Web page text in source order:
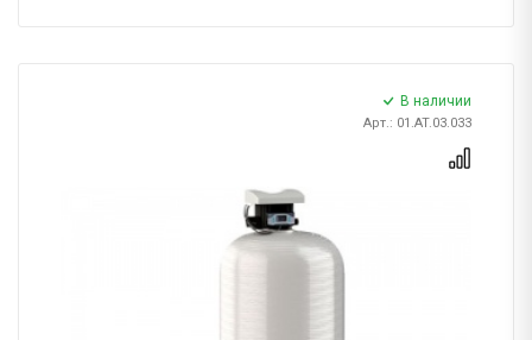
В наличии
Арт.: 01.AT.03.033